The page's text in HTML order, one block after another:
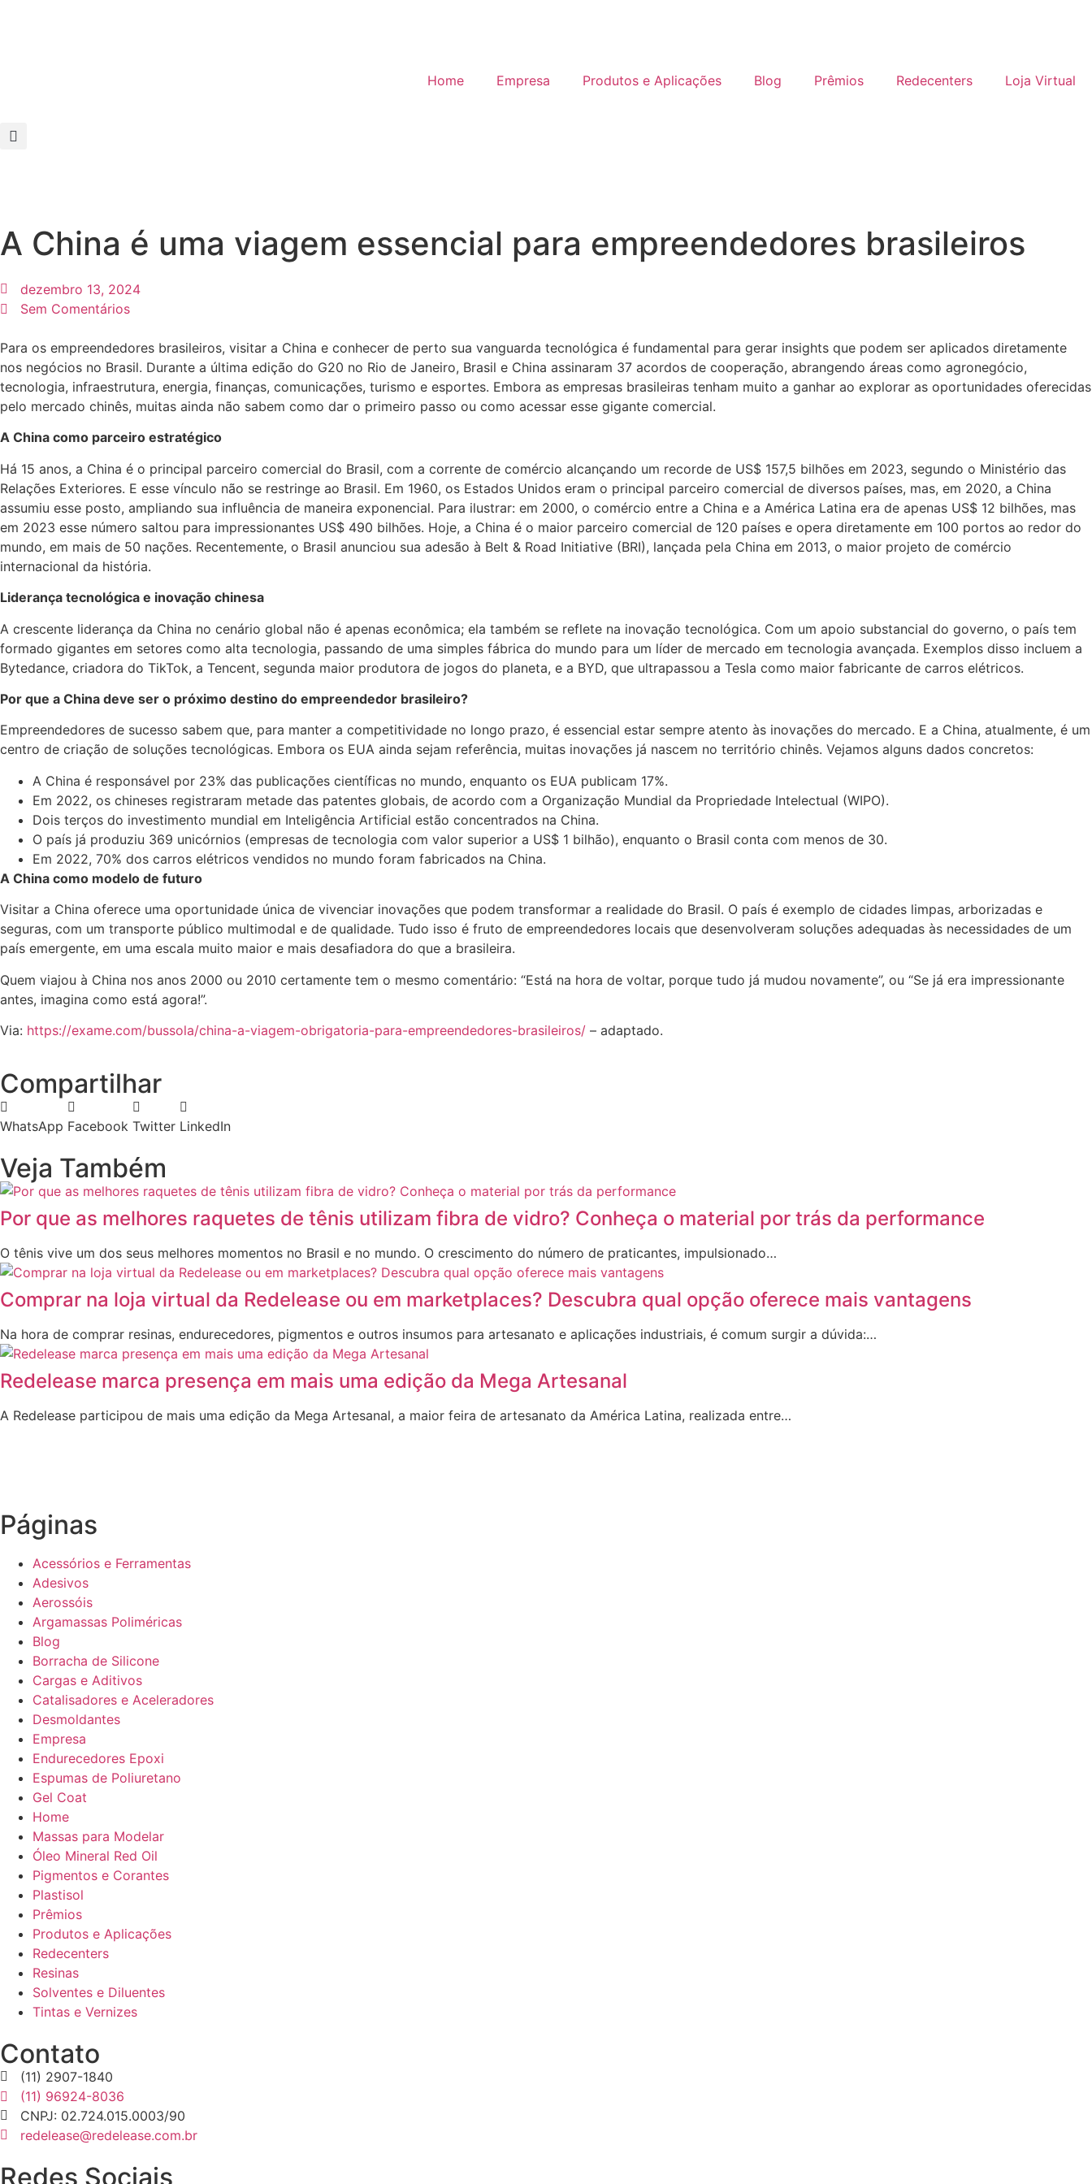
Home Empresa Produtos e Aplicações Blog Prêmios Redecenters Loja Virtual
A China é uma viagem essencial para empreendedores brasileiros
dezembro 13, 2024
Sem Comentários
Para os empreendedores brasileiros, visitar a China e conhecer de perto sua vanguarda tecnológica é fundamental para gerar insights que podem ser aplicados diretamente
nos negócios no Brasil. Durante a última edição do G20 no Rio de Janeiro, Brasil e China assinaram 37 acordos de cooperação, abrangendo áreas como agronegócio,
tecnologia, infraestrutura, energia, finanças, comunicações, turismo e esportes. Embora as empresas brasileiras tenham muito a ganhar ao explorar as oportunidades oferecidas
pelo mercado chinês, muitas ainda não sabem como dar o primeiro passo ou como acessar esse gigante comercial.
A China como parceiro estratégico
Há 15 anos, a China é o principal parceiro comercial do Brasil, com a corrente de comércio alcançando um recorde de US$ 157,5 bilhões em 2023, segundo o Ministério das
Relações Exteriores. E esse vínculo não se restringe ao Brasil. Em 1960, os Estados Unidos eram o principal parceiro comercial de diversos países, mas, em 2020, a China
assumiu esse posto, ampliando sua influência de maneira exponencial. Para ilustrar: em 2000, o comércio entre a China e a América Latina era de apenas US$ 12 bilhões, mas
em 2023 esse número saltou para impressionantes US$ 490 bilhões. Hoje, a China é o maior parceiro comercial de 120 países e opera diretamente em 100 portos ao redor do
mundo, em mais de 50 nações. Recentemente, o Brasil anunciou sua adesão à Belt & Road Initiative (BRI), lançada pela China em 2013, o maior projeto de comércio
internacional da história.
Liderança tecnológica e inovação chinesa
A crescente liderança da China no cenário global não é apenas econômica; ela também se reflete na inovação tecnológica. Com um apoio substancial do governo, o país tem
formado gigantes em setores como alta tecnologia, passando de uma simples fábrica do mundo para um líder de mercado em tecnologia avançada. Exemplos disso incluem a
Bytedance, criadora do TikTok, a Tencent, segunda maior produtora de jogos do planeta, e a BYD, que ultrapassou a Tesla como maior fabricante de carros elétricos.
Por que a China deve ser o próximo destino do empreendedor brasileiro?
Empreendedores de sucesso sabem que, para manter a competitividade no longo prazo, é essencial estar sempre atento às inovações do mercado. E a China, atualmente, é um
centro de criação de soluções tecnológicas. Embora os EUA ainda sejam referência, muitas inovações já nascem no território chinês. Vejamos alguns dados concretos:
A China é responsável por 23% das publicações científicas no mundo, enquanto os EUA publicam 17%.
Em 2022, os chineses registraram metade das patentes globais, de acordo com a Organização Mundial da Propriedade Intelectual (WIPO).
Dois terços do investimento mundial em Inteligência Artificial estão concentrados na China.
O país já produziu 369 unicórnios (empresas de tecnologia com valor superior a US$ 1 bilhão), enquanto o Brasil conta com menos de 30.
Em 2022, 70% dos carros elétricos vendidos no mundo foram fabricados na China.
A China como modelo de futuro
Visitar a China oferece uma oportunidade única de vivenciar inovações que podem transformar a realidade do Brasil. O país é exemplo de cidades limpas, arborizadas e
seguras, com um transporte público multimodal e de qualidade. Tudo isso é fruto de empreendedores locais que desenvolveram soluções adequadas às necessidades de um
país emergente, em uma escala muito maior e mais desafiadora do que a brasileira.
Quem viajou à China nos anos 2000 ou 2010 certamente tem o mesmo comentário: “Está na hora de voltar, porque tudo já mudou novamente”, ou “Se já era impressionante
antes, imagina como está agora!”.
Via: https://exame.com/bussola/china-a-viagem-obrigatoria-para-empreendedores-brasileiros/ – adaptado.
Compartilhar
WhatsApp Facebook Twitter LinkedIn
Veja Também
Por que as melhores raquetes de tênis utilizam fibra de vidro? Conheça o material por trás da performance
O tênis vive um dos seus melhores momentos no Brasil e no mundo. O crescimento do número de praticantes, impulsionado…
Comprar na loja virtual da Redelease ou em marketplaces? Descubra qual opção oferece mais vantagens
Na hora de comprar resinas, endurecedores, pigmentos e outros insumos para artesanato e aplicações industriais, é comum surgir a dúvida:…
Redelease marca presença em mais uma edição da Mega Artesanal
A Redelease participou de mais uma edição da Mega Artesanal, a maior feira de artesanato da América Latina, realizada entre…
Páginas
Acessórios e Ferramentas
Adesivos
Aerossóis
Argamassas Poliméricas
Blog
Borracha de Silicone
Cargas e Aditivos
Catalisadores e Aceleradores
Desmoldantes
Empresa
Endurecedores Epoxi
Espumas de Poliuretano
Gel Coat
Home
Massas para Modelar
Óleo Mineral Red Oil
Pigmentos e Corantes
Plastisol
Prêmios
Produtos e Aplicações
Redecenters
Resinas
Solventes e Diluentes
Tintas e Vernizes
Contato
(11) 2907-1840
(11) 96924-8036
CNPJ: 02.724.015.0003/90
redelease@redelease.com.br
Redes Sociais